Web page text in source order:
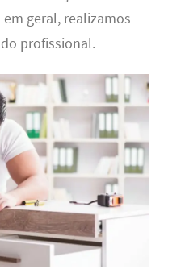
geral, realizamos
profissional.